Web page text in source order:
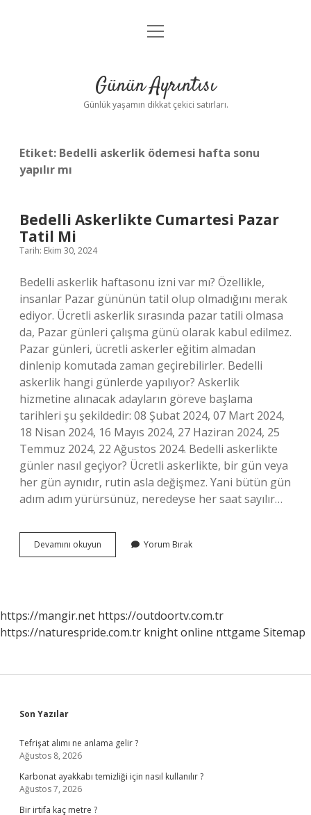
Anasayfa
Yasal Uyarı
menüyü
Günün Ayrıntısı
Günlük yaşamın dikkat çekici satırları.
Etiket: Bedelli askerlik ödemesi hafta sonu
yapılır mı
Bedelli Askerlikte Cumartesi Pazar
Tatil Mi
Tarih: Ekim 30, 2024
Bedelli askerlik haftasonu izni var mı? Özellikle,
insanlar Pazar gününün tatil olup olmadığını merak
ediyor. Ücretli askerlik sırasında pazar tatili olmasa
da, Pazar günleri çalışma günü olarak kabul edilmez.
Pazar günleri, ücretli askerler eğitim almadan
dinlenip komutada zaman geçirebilirler. Bedelli
askerlik hangi günlerde yapılıyor? Askerlik
hizmetine alınacak adayların göreve başlama
tarihleri ​​şu şekildedir: 08 Şubat 2024, 07 Mart 2024,
18 Nisan 2024, 16 Mayıs 2024, 27 Haziran 2024, 25
Temmuz 2024, 22 Ağustos 2024. Bedelli askerlikte
günler nasıl geçiyor? Ücretli askerlikte, bir gün veya
her gün aynıdır, rutin asla değişmez. Yani bütün gün
adım adım yürürsünüz, neredeyse her saat sayılır…
Devamını okuyun
Askerlikte
Yorum Bırak
https://mangir.net https://outdoortv.com.tr
https://naturespride.com.tr knight online nttgame Sitemap
Sidebar
Son Yazılar
Tefrişat alımı ne anlama gelir ?
Ağustos 8, 2026
Karbonat ayakkabı temizliği için nasıl kullanılır ?
Ağustos 7, 2026
Bir irtifa kaç metre ?